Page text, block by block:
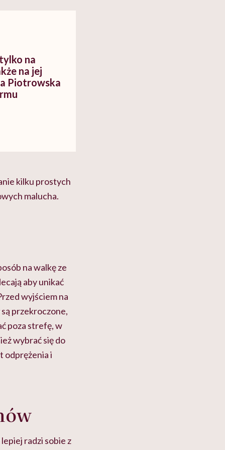
na
na jej
Piotrowska
kilku prostych
malucha.
na walkę ze
aby unikać
wyjściem na
przekroczone,
poza strefę, w
wybrać się do
odprężenia i
radzi sobie z